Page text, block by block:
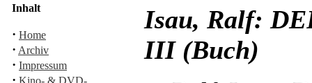
Inhalt
· Home
· Archiv
· Impressum
· Kino- & DVD-
Isau, Ralf:
III (Buch)